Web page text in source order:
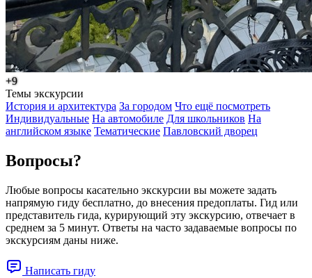
+9
Темы экскурсии
История и архитектура За городом Что ещё посмотреть
Индивидуальные На автомобиле Для школьников На
английском языке Тематические Павловский дворец
Вопросы?
Любые вопросы касательно экскурсии вы можете задать
напрямую гиду бесплатно, до внесения предоплаты. Гид или
представитель гида, курирующий эту экскурсию, отвечает в
среднем за 5 минут. Ответы на часто задаваемые вопросы по
экскурсиям даны ниже.
Написать гиду